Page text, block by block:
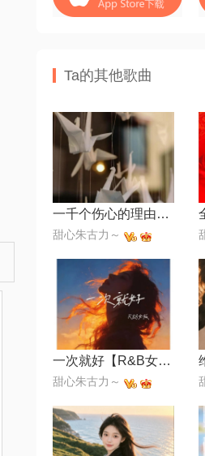
Ta的其他歌曲
一千个伤心的理由【R&B版】
甜心朱古力～
一次就好【R&B女版】
甜心朱古力～